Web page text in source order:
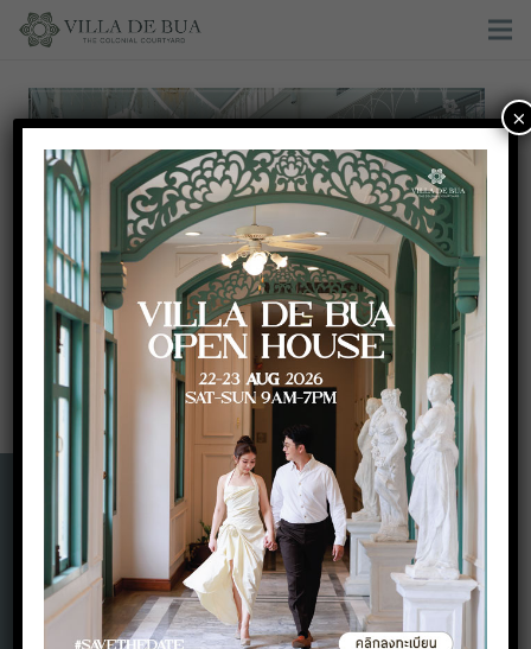
Exclusive Birthday Party
Google Maps QR Code
×